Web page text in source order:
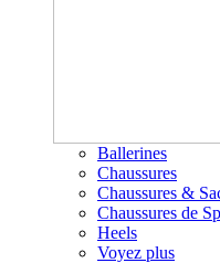
Ballerines
Chaussures
Chaussures &
Chaussures de
Heels
Voyez plus